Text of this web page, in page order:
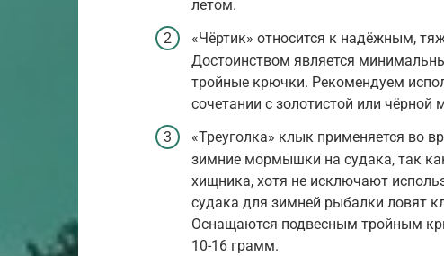
летом.
«Чёртик» относится к надёжным,
Достоинством является
тройные крючки. Рекомендуем
сочетании с золотистой или
«Треуголка» клык применяется во
зимние мормышки на судака, так
хищника, хотя не исключают
судака для зимней рыбалки ловят
Оснащаются подвесным тройным
10-16 грамм.